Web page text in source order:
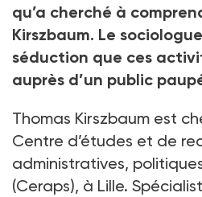
qu’a cherché à
Kirszbaum. Le
séduction que ces
auprès d’un public
Thomas Kirszbaum est
Centre d’études et de
administratives,
(Ceraps), à Lille.